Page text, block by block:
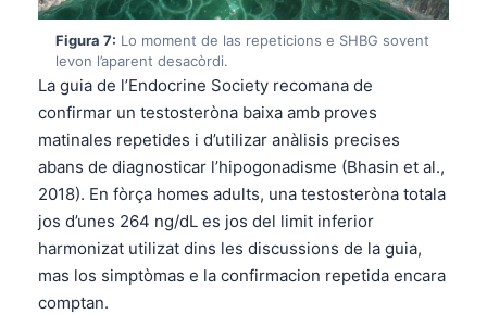
Figura 7: Lo moment de las repeticions e SHBG sovent
levon l’aparent desacòrdi.
La guia de l’Endocrine Society recomana de
confirmar un testosteròna baixa amb proves
matinales repetides i d’utilizar anàlisis precises
abans de diagnosticar l’hipogonadisme (Bhasin et al.,
2018). En fòrça homes adults, una testosteròna totala
jos d’unes 264 ng/dL es jos del limit inferior
harmonizat utilizat dins les discussions de la guia,
mas los simptòmas e la confirmacion repetida encara
comptan.
বাংলা
اردو
मराठी
தமிழ்
ગુજરાતી
ಕನ್ನಡ
മലയാളം